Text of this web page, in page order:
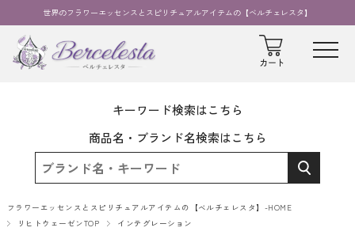
世界のフラワーエッセンスとスピリチュアルアイテムの【ベルチェレスタ】
キーワード検索はこちら
商品名・ブランド名検索はこちら
フラワーエッセンスとスピリチュアルアイテムの【ベルチェレスタ】-HOME
リヒトウェーゼンTOP
インテグレーション